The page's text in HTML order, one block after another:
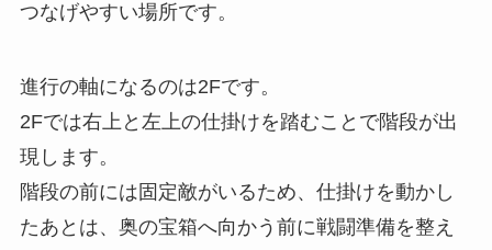
つなげやすい場所です。
進行の軸になるのは2Fです。
2Fでは右上と左上の仕掛けを踏むことで階段が出
現します。
階段の前には固定敵がいるため、仕掛けを動かし
たあとは、奥の宝箱へ向かう前に戦闘準備を整え